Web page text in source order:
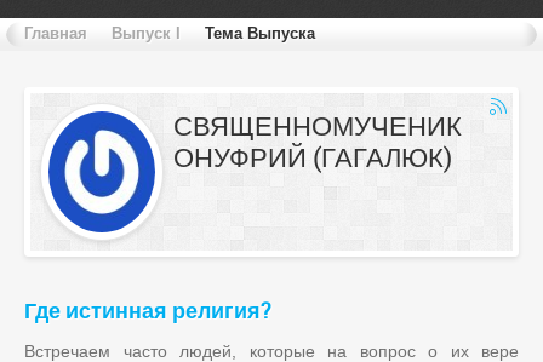
Главная Выпуск I Тема Выпуска
СВЯЩЕННОМУЧЕНИК
ОНУФРИЙ (ГАГАЛЮК)
Где истинная религия?
Встречаем часто людей, которые на вопрос о их вере